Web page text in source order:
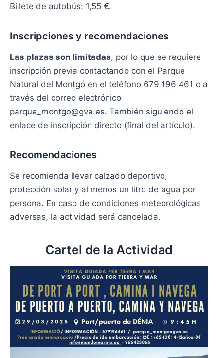
Billete de autobús: 1,55 €.
Inscripciones y recomendaciones
Las plazas son limitadas, por lo que se requiere
inscripción previa contactando con el Parque
Natural del Montgó en el teléfono 679 196 461 o a
través del correo electrónico
parque_montgo@gva.es. También siguiendo el
enlace de inscripción directo (final del artículo).
Recomendaciones
Se recomienda llevar calzado deportivo,
protección solar y al menos un litro de agua por
persona. En caso de condiciones meteorológicas
adversas, la actividad será cancelada.
Cartel de la Actividad